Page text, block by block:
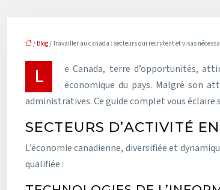
/ Blog / Travailler au canada : secteurs qui recrutent et visas
Le Canada, terre d’opportunités, attire chaque année des milliers de travailleurs qualifiés. En 2022, plus de 400 000 nouveaux immigrants ont contribué à la croissance
économique du pays. Malgré son
administratives. Ce guide complet vous éclaire
SECTEURS D’ACTIVITÉ
L’économie canadienne, diversifiée et
qualifiée :